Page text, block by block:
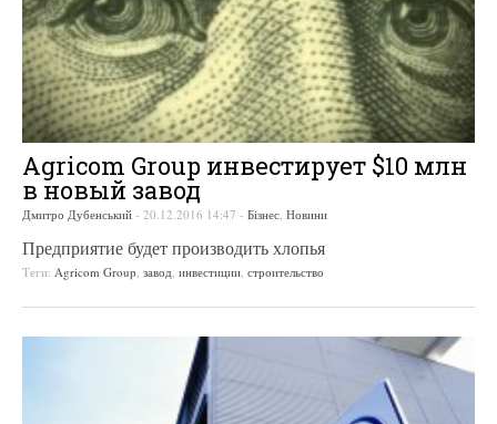
Agricom Group инвестирует $10 млн
в новый завод
Дмитро Дубенський - 20.12.2016 14:47 - Бізнес, Новини
Предприятие будет производить хлопья
Теги: Agricom Group, завод, инвестиции, строительство